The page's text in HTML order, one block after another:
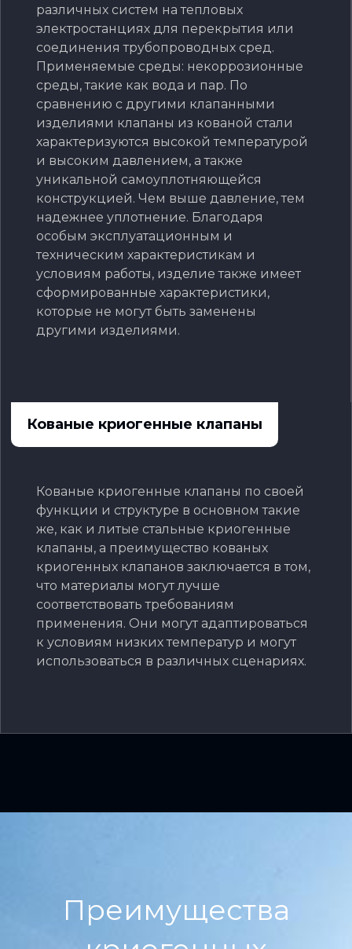
различных систем на тепловых
электростанциях для перекрытия или
соединения трубопроводных сред.
Применяемые среды: некоррозионные
среды, такие как вода и пар. По
сравнению с другими клапанными
изделиями клапаны из кованой стали
характеризуются высокой температурой
и высоким давлением, а также
уникальной самоуплотняющейся
конструкцией. Чем выше давление, тем
надежнее уплотнение. Благодаря
особым эксплуатационным и
техническим характеристикам и
условиям работы, изделие также имеет
сформированные характеристики,
которые не могут быть заменены
другими изделиями.
Кованые криогенные клапаны
Кованые криогенные клапаны по своей
функции и структуре в основном такие
же, как и литые стальные криогенные
клапаны, а преимущество кованых
криогенных клапанов заключается в том,
что материалы могут лучше
соответствовать требованиям
применения. Они могут адаптироваться
к условиям низких температур и могут
использоваться в различных сценариях.
Преимущества